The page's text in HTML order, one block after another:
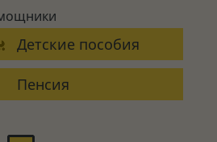
Детские пособия
Пенсия